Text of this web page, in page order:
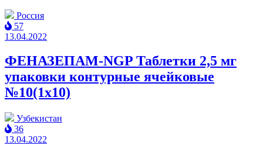
Россия
57
13.04.2022
ФЕНАЗЕПАМ-NGP Таблетки 2,5 мг
упаковки контурные ячейковые
№10(1x10)
Узбекистан
36
13.04.2022